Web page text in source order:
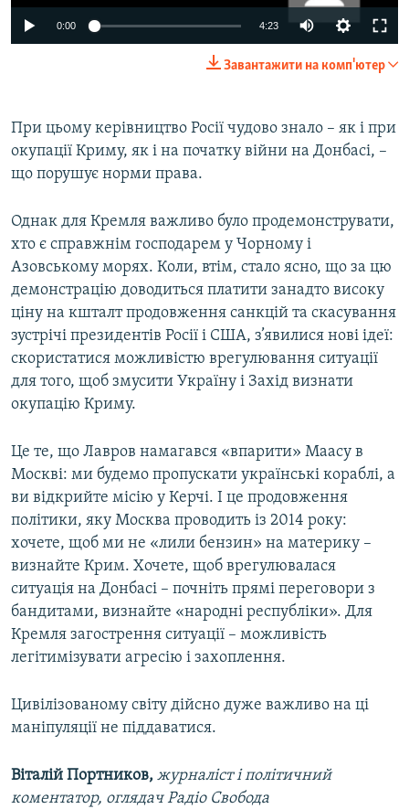
0:00 4:23
Завантажити на комп'ютер
При цьому керівництво Росії чудово знало – як і при
окупації Криму, як і на початку війни на Донбасі, –
що порушує норми права.
Однак для Кремля важливо було продемонструвати,
хто є справжнім господарем у Чорному і
Азовському морях. Коли, втім, стало ясно, що за цю
демонстрацію доводиться платити занадто високу
ціну на кшталт продовження санкцій та скасування
зустрічі президентів Росії і США, з’явилися нові ідеї:
скористатися можливістю врегулювання ситуації
для того, щоб змусити Україну і Захід визнати
окупацію Криму.
Це те, що Лавров намагався «впарити» Маасу в
Москві: ми будемо пропускати українські кораблі, а
ви відкрийте місію у Керчі. І це продовження
політики, яку Москва проводить із 2014 року:
хочете, щоб ми не «лили бензин» на материку –
визнайте Крим. Хочете, щоб врегулювалася
ситуація на Донбасі – почніть прямі переговори з
бандитами, визнайте «народні республіки». Для
Кремля загострення ситуації – можливість
легітимізувати агресію і захоплення.
Цивілізованому світу дійсно дуже важливо на ці
маніпуляції не піддаватися.
Віталій Портников, журналіст і політичний
коментатор, оглядач Радіо Свобода